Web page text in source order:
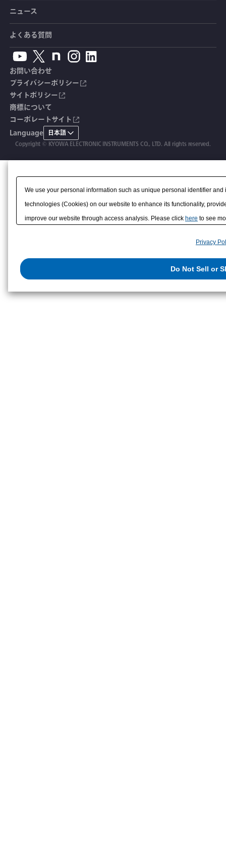
鉄筋計
沈下計
応力計
継目計
変位計
踏力計
ホイールトルクセンサ
人体ダミー用センサ
増幅器（アンプ）
ハンディ測定器（チェッカ）
道路用計測システム
鉄道用計測システム
自動車用計測システム
土木用計測システム
試験装置・システム
ブリッジボックス
ケーブル・コネクタ
アクセサリ
製品・サービスTopics
オーダーメイド製品
生産終了製品
共和技報
単位変換表
用語集
安全データシート（SDS）
カタログ・資料のダウンロード
生産終了製品一覧
拠点情報
よくあるご質問
取扱説明書
CADデータ
ソフトウェアバージョンアップ
総合カタログ
安全データシート（SDS）
CE適合品 受注・販売状況
共和技報
セミナー・講習会
イベント・展示会
ニュース
よくある質問
お問い合わせ
プライバシーポリシー
サイトポリシー
商標について
コーポレートサイト
Language 日本語
Copyright © KYOWA ELECTRONIC INSTRUMENTS CO., LTD. All rights reserved.
We use your personal information such as unique personal identifier
technologies (Cookies) on our website to enhance its functionality,
improve our website through access analysis. Please click here to see
them or that they have collected from your use of their services or
us on the internet. You have the right to opt out of sale or share of your
Privacy
Do Not Sell or